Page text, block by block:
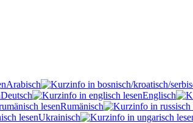
Arabisch
Deutsch Englisch
Rumänisch
Ukrainisch